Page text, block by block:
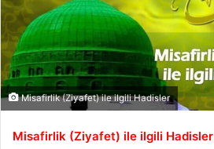
Misafirlik (Ziyafet) ile ilgili Hadisler
Misafirlik (Ziyafet) ile ilgili Hadisler